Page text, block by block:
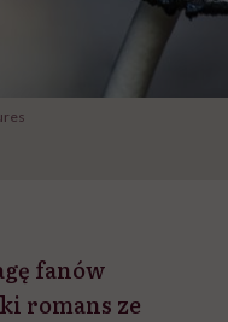
fanów
romans ze